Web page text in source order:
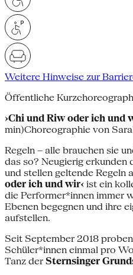
Weitere Hinweise zur
Öffentliche
›Chi und Riw oder ich und
min)Choreographie von
Regeln – alle brauchen sie
das so? Neugierig erkunden
und stellen geltende Regeln
oder ich und wir‹ ist ein
die Performer*innen immer
Ebenen begegnen und ihre
aufstellen.
Seit September 2018
Schüler*innen einmal pro
Tanz der Sternsinger